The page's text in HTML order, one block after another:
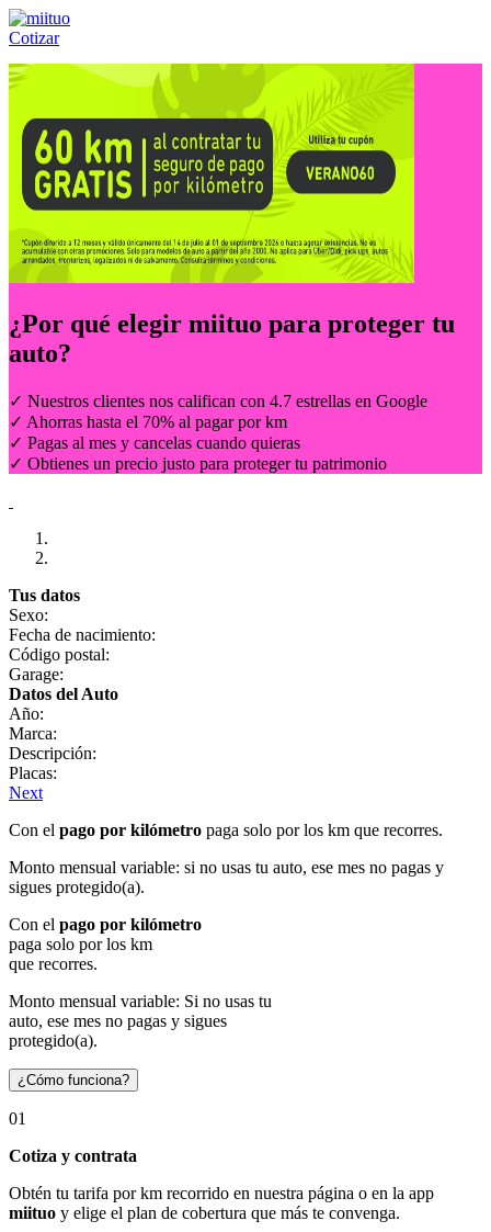
Cotizar
Llámanos al:(55) 84-21-05-00 ó
¿Por qué elegir miituo para proteger tu
auto?
✓ Nuestros clientes nos califican con 4.7 estrellas en Google
✓ Ahorras hasta el 70% al pagar por km
✓ Pagas al mes y cancelas cuando quieras
✓ Obtienes un precio justo para proteger tu patrimonio
Tus datos
Sexo:
Fecha de nacimiento:
Código postal:
Garage:
Datos del Auto
Año:
Marca:
Descripción:
Placas:
Next
Con el pago por kilómetro paga solo por los km que recorres.
Monto mensual variable: si no usas tu auto, ese mes no pagas y
sigues protegido(a).
Con el pago por kilómetro
paga solo por los km
que recorres.
Monto mensual variable: Si no usas tu
auto, ese mes no pagas y sigues
protegido(a).
¿Cómo funciona?
01
Cotiza y contrata
Obtén tu tarifa por km recorrido en nuestra página o en la app
miituo y elige el plan de cobertura que más te convenga.